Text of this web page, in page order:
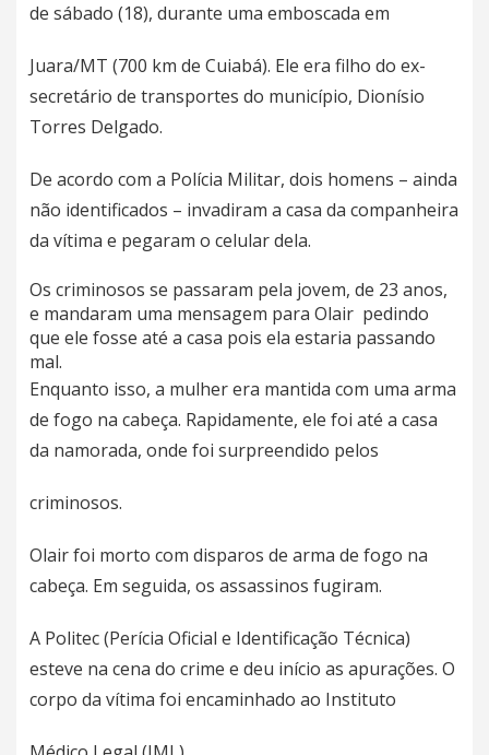
de sábado (18), durante uma emboscada em
Juara/MT (700 km de Cuiabá). Ele era filho do ex-
secretário de transportes do município, Dionísio
Torres Delgado.
De acordo com a Polícia Militar, dois homens – ainda
não identificados – invadiram a casa da companheira
da vítima e pegaram o celular dela.
Os criminosos se passaram pela jovem, de 23 anos,
e mandaram uma mensagem para Olair pedindo
que ele fosse até a casa pois ela estaria passando
mal.
Enquanto isso, a mulher era mantida com uma arma
de fogo na cabeça. Rapidamente, ele foi até a casa
da namorada, onde foi surpreendido pelos
criminosos.
Olair foi morto com disparos de arma de fogo na
cabeça. Em seguida, os assassinos fugiram.
A Politec (Perícia Oficial e Identificação Técnica)
esteve na cena do crime e deu início as apurações. O
corpo da vítima foi encaminhado ao Instituto